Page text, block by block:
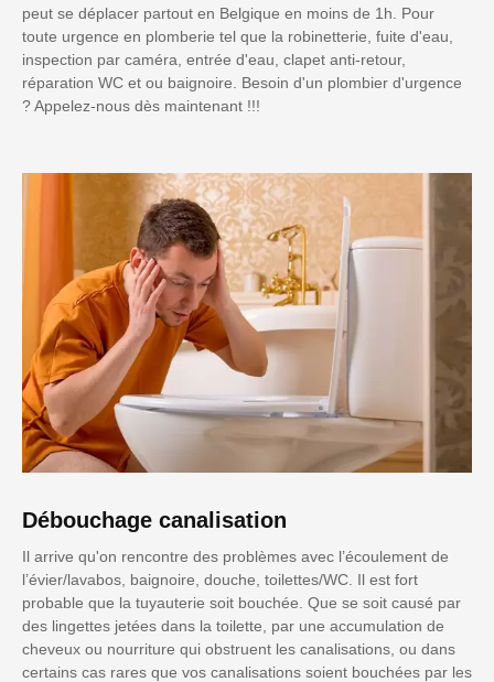
peut se déplacer partout en Belgique en moins de 1h. Pour
toute urgence en plomberie tel que la robinetterie, fuite d'eau,
inspection par caméra, entrée d'eau, clapet anti-retour,
réparation WC et ou baignoire. Besoin d'un plombier d'urgence
? Appelez-nous dès maintenant !!!
Débouchage canalisation
Il arrive qu'on rencontre des problèmes avec l’écoulement de
l’évier/lavabos, baignoire, douche, toilettes/WC. Il est fort
probable que la tuyauterie soit bouchée. Que se soit causé par
des lingettes jetées dans la toilette, par une accumulation de
cheveux ou nourriture qui obstruent les canalisations, ou dans
certains cas rares que vos canalisations soient bouchées par les